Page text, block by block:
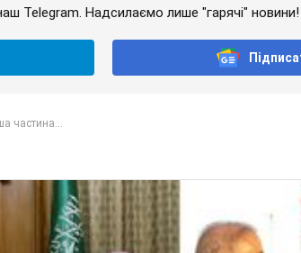
Telegram. Надсилаємо лише "гарячі" новини!
частина...